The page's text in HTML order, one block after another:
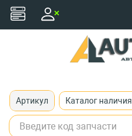
Артикул Каталог наличия